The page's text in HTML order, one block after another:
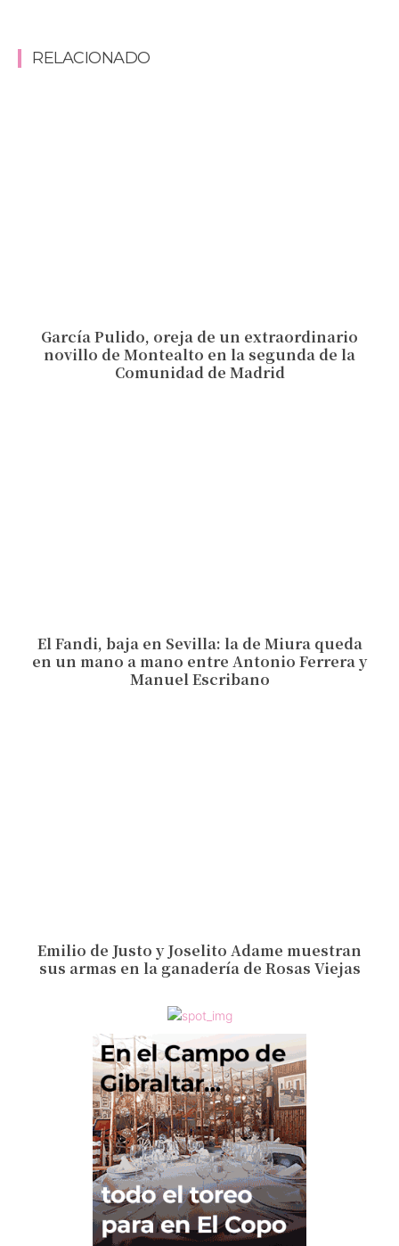
RELACIONADO
García Pulido, oreja de un extraordinario
novillo de Montealto en la segunda de la
Comunidad de Madrid
El Fandi, baja en Sevilla: la de Miura queda
en un mano a mano entre Antonio Ferrera y
Manuel Escribano
Emilio de Justo y Joselito Adame muestran
sus armas en la ganadería de Rosas Viejas